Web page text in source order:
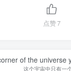
点赞7
of the universe
这个宇宙中只有一